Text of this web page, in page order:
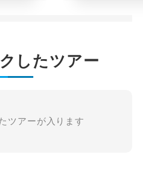
したツアー
ツアーが入ります